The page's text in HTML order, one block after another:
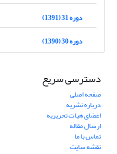
دوره 31 (1391)
دوره 30 (1390)
دسترسی سریع
صفحه اصلی
درباره نشریه
اعضای هیات تحریریه
ارسال مقاله
تماس با ما
نقشه سایت